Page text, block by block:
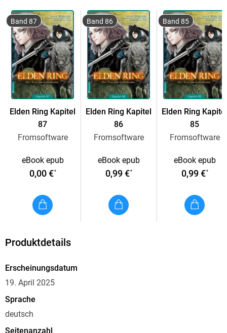
Band 87
Elden Ring Kapitel
87
Fromsoftware
eBook epub
0,00 €*
Band 86
Elden Ring Kapitel
86
Fromsoftware
eBook epub
0,99 €*
Band 85
Elden Ring
85
Fromsoftware
eBook epub
0,99 €*
Produktdetails
Erscheinungsdatum
19. April 2025
Sprache
deutsch
Seitenanzahl